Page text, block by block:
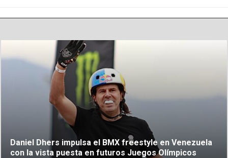
Daniel Dhers impulsa el BMX freestyle en Venezuela
con la vista puesta en futuros Juegos Olímpicos